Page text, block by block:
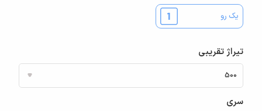
یک رو
تیراژ تقریبی
سری